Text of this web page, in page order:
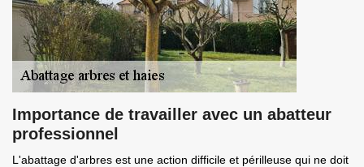
Importance de travailler avec un abatteur
professionnel
L'abattage d'arbres est une action difficile et périlleuse qui ne doit